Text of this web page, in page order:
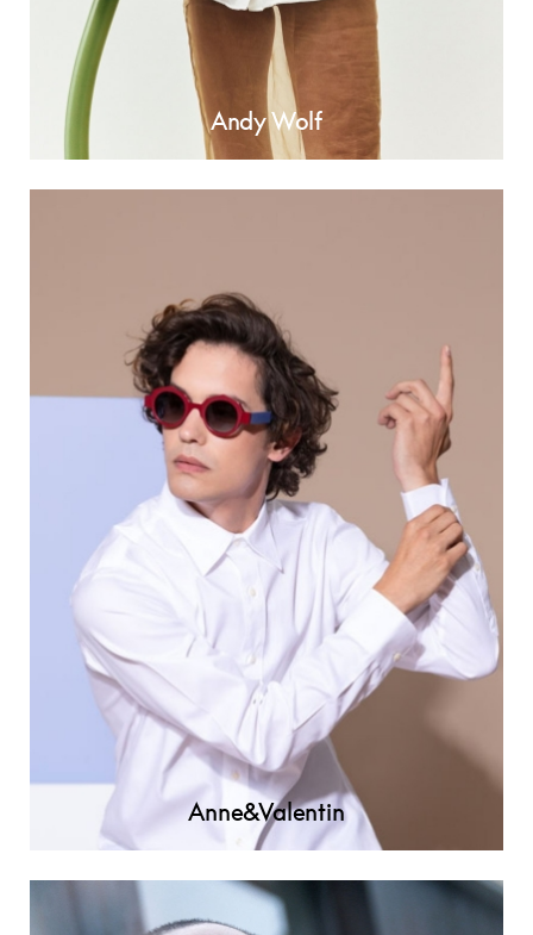
Andy Wolf
Anne&Valentin